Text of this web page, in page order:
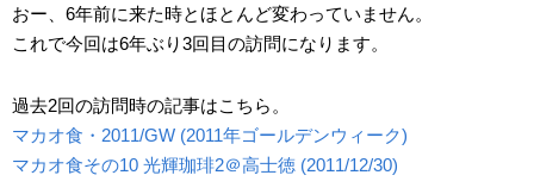
おー、6年前に来た時とほとんど変わっていません。
これで今回は6年ぶり3回目の訪問になります。
過去2回の訪問時の記事はこちら。
マカオ食・2011/GW (2011年ゴールデンウィーク)
マカオ食その10 光輝珈琲2＠高士徳 (2011/12/30)